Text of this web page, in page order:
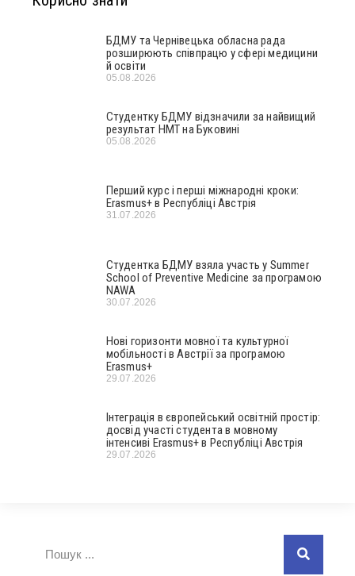
БДМУ та Чернівецька обласна рада
розширюють співпрацю у сфері медицини
й освіти
05.08.2026
Студентку БДМУ відзначили за найвищий
результат НМТ на Буковині
05.08.2026
Перший курс і перші міжнародні кроки:
Erasmus+ в Республіці Австрія
31.07.2026
Студентка БДМУ взяла участь у Summer
School of Preventive Medicine за програмою
NAWA
30.07.2026
Нові горизонти мовної та культурної
мобільності в Австрії за програмою
Erasmus+
29.07.2026
Інтеграція в європейський освітній простір:
досвід участі студента в мовному
інтенсиві Erasmus+ в Республіці Австрія
29.07.2026